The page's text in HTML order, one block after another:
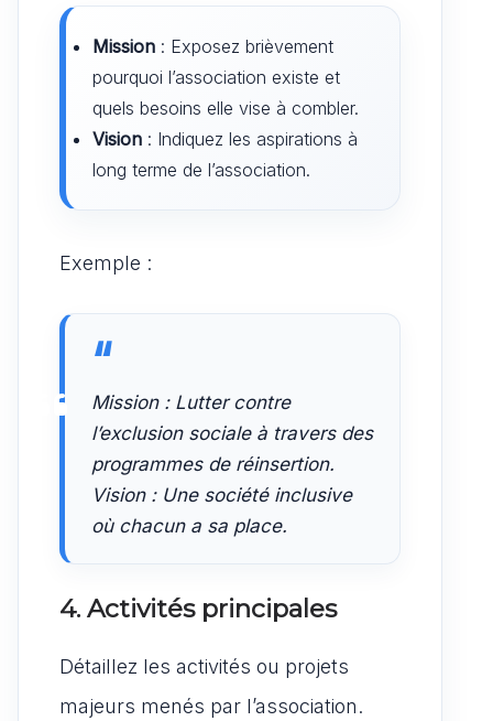
Mission : Exposez brièvement
pourquoi l’association existe et
quels besoins elle vise à combler.
Vision : Indiquez les aspirations à
long terme de l’association.
Exemple :
Mission : Lutter contre
l’exclusion sociale à travers des
programmes de réinsertion.
Vision : Une société inclusive
où chacun a sa place.
4. Activités principales
Détaillez les activités ou projets
majeurs menés par l’association.